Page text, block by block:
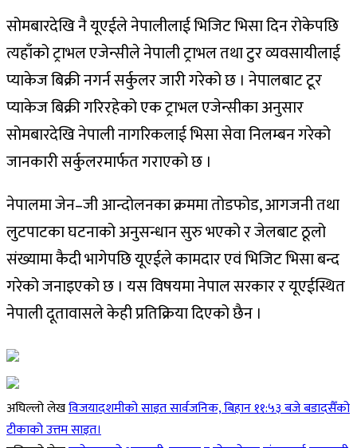
सोमबारदेखि नै यूएईले नेपालीलाई भिजिट भिसा दिन रोकेपछि
त्यहाँको ट्राभल एजेन्सीले नेपाली ट्राभल तथा टुर व्यवसायीलाई
प्याकेज बिक्री नगर्न सर्कुलर जारी गरेको छ । नेपालबाट टूर
प्याकेज बिक्री गरिरहेको एक ट्राभल एजेन्सीका अनुसार
सोमबारदेखि नेपाली नागरिकलाई भिसा सेवा निलम्बन गरेको
जानकारी सर्कुलरमार्फत गराएको छ ।
नेपालमा जेन–जी आन्दोलनका क्रममा तोडफोड, आगजनी तथा
लुटपाटका घटनाको अनुसन्धान सुरु भएको र जेलबाट ठूलो
संख्यामा कैदी भागेपछि यूएईले कामदार एवं भिजिट भिसा बन्द
गरेको जनाइएको छ । यस विषयमा नेपाल सरकार र यूएईस्थित
नेपाली दूतावासले केही प्रतिक्रिया दिएको छैन ।
अघिल्लो लेखविजयादशमीको साइत सार्वजनिक, बिहान ११:५३ बजे बडादसैँको
टीकाको उत्तम साइत।